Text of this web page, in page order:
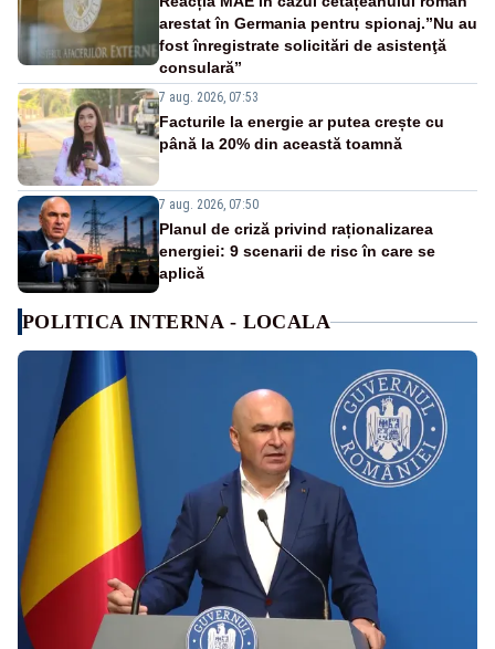
arestat în Germania pentru spionaj.”Nu au
fost înregistrate solicitări de asistenţă
consulară”
7 aug. 2026, 07:53
Facturile la energie ar putea crește cu
până la 20% din această toamnă
7 aug. 2026, 07:50
Planul de criză privind raționalizarea
energiei: 9 scenarii de risc în care se
aplică
POLITICA INTERNA - LOCALA